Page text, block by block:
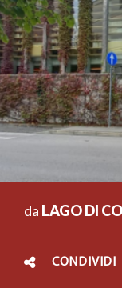
da LAGO DI
CONDIVIDI